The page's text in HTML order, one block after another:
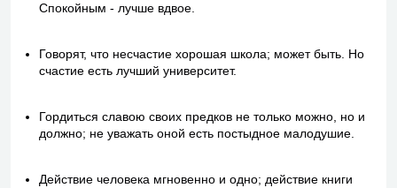
Спокойным - лучше вдвое.
Говорят, что несчастие хорошая школа; может быть. Но
счастие есть лучший университет.
Гордиться славою своих предков не только можно, но и
должно; не уважать оной есть постыдное малодушие.
Действие человека мгновенно и одно; действие книги